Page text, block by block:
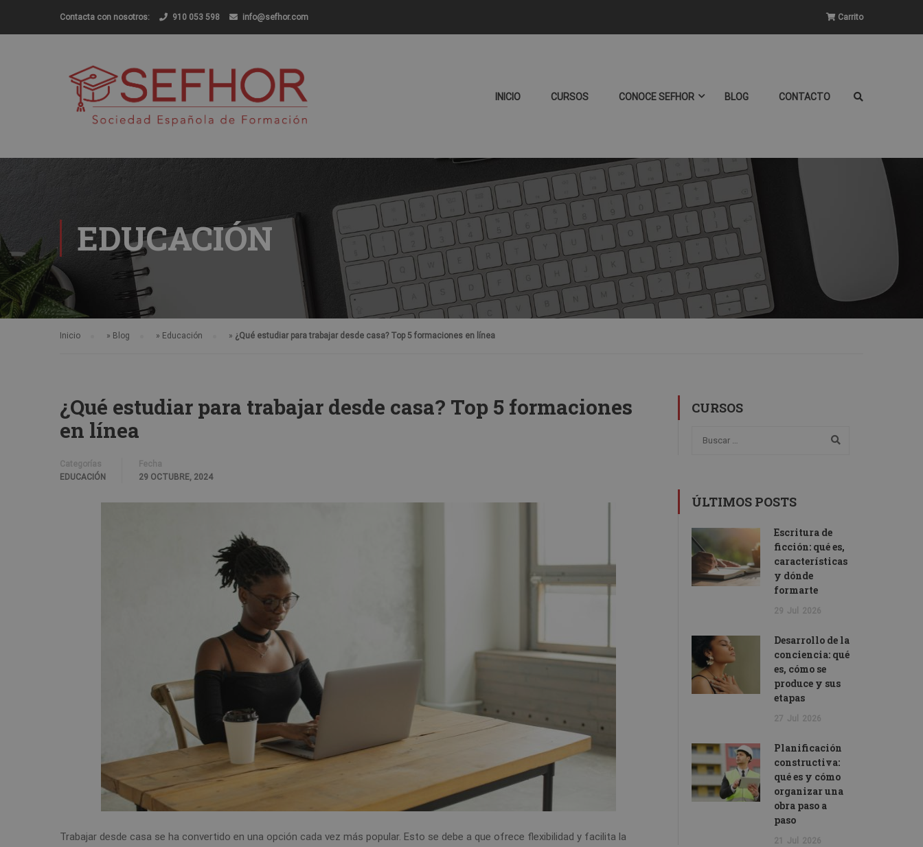
Contacta con nosotros: 910 053 598 info@sefhor.com Carrito
INICIO CURSOS CONOCE SEFHOR BLOG CONTACTO
EDUCACIÓN
Inicio » Blog » Educación » ¿Qué estudiar para trabajar desde casa? Top 5 formaciones en línea
¿Qué estudiar para trabajar desde casa? Top 5 formaciones
en línea
Categorías
EDUCACIÓN
Fecha
29 OCTUBRE, 2024
Trabajar desde casa se ha convertido en una opción cada vez más popular. Esto se debe a que ofrece flexibilidad y facilita la
CURSOS
ÚLTIMOS POSTS
Escritura de
ficción: qué es,
características
y dónde
formarte
29 Jul 2026
Desarrollo de la
conciencia: qué
es, cómo se
produce y sus
etapas
27 Jul 2026
Planificación
constructiva:
qué es y cómo
organizar una
obra paso a
paso
21 Jul 2026